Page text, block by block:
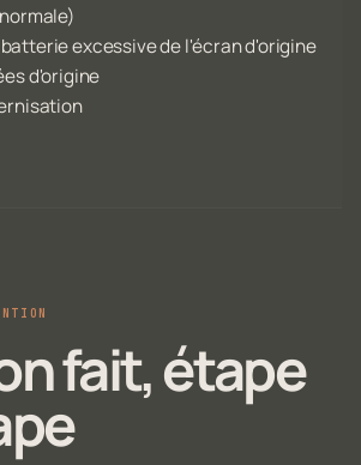
excessive de l'écran d'origine
d'origine
fait, étape